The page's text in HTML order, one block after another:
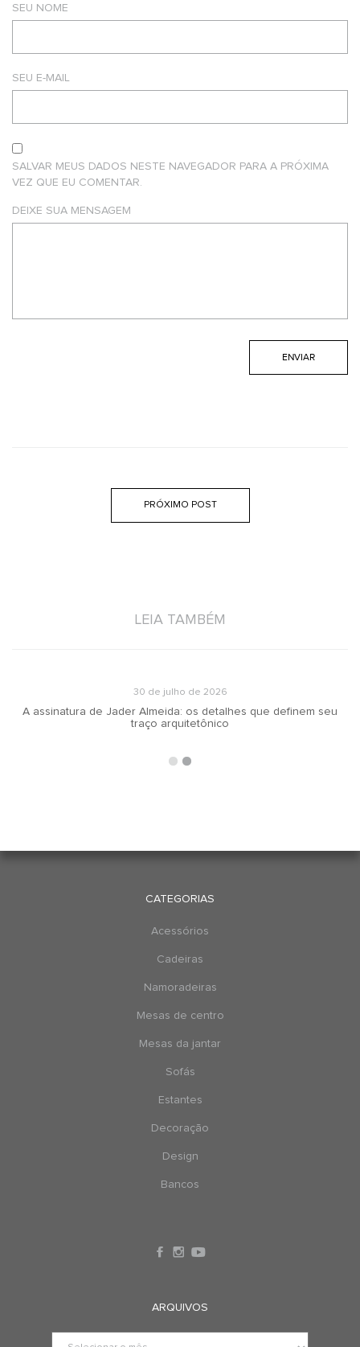
SEU NOME
SEU E-MAIL
SALVAR MEUS DADOS NESTE NAVEGADOR PARA A PRÓXIMA
VEZ QUE EU COMENTAR.
DEIXE SUA MENSAGEM
PRÓXIMO POST
LEIA TAMBÉM
30 de julho de 2026
A assinatura de Jader Almeida: os detalhes que definem seu
traço arquitetônico
CATEGORIAS
Acessórios
Cadeiras
Namoradeiras
Mesas de centro
Mesas da jantar
Sofás
Estantes
Decoração
Design
Bancos
ARQUIVOS